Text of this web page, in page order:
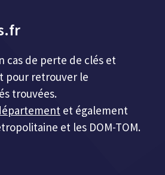
cas de perte de clés et
pour retrouver le
trouvées.
et également
et les DOM-TOM.